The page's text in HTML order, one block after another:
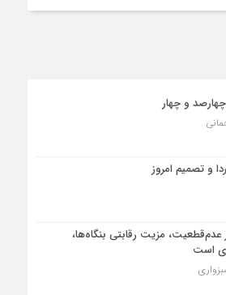
و چهار
و تصمیم امروز
مزیت رقابتی بنگاه‌ها،
است